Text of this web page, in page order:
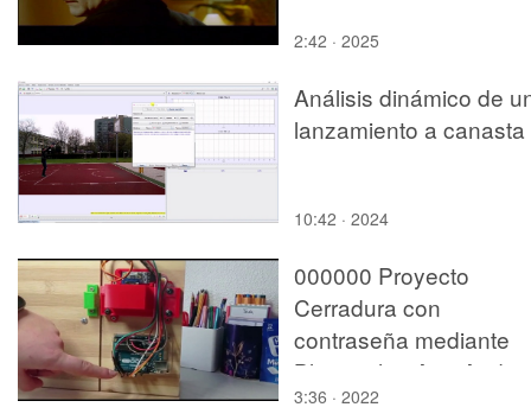
2:42 · 2025
Análisis dinámico de
lanzamiento a canasta
10:42 · 2024
000000 Proyecto
Cerradura con
contraseña mediante
Bluetooth y App
(Diseño de Sistemas
3:36 · 2022